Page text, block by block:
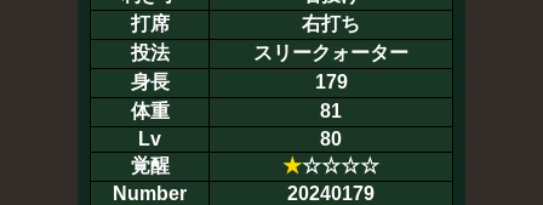
打席
右打ち
投法
スリークォーター
身長
179
体重
81
Lv
80
覚醒
★☆☆☆☆
Number
20240179